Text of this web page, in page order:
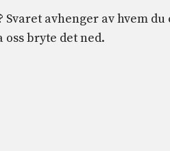
avhenger av hvem du
bryte det ned.